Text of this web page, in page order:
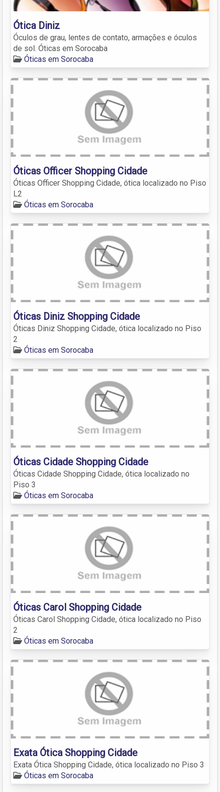
Ótica Diniz
Óculos de grau, lentes de contato, armações e óculos
de sol. Óticas em Sorocaba
Óticas em Sorocaba
Óticas Officer Shopping Cidade
Óticas Officer Shopping Cidade, ótica localizado no Piso
L2
Óticas em Sorocaba
Óticas Diniz Shopping Cidade
Óticas Diniz Shopping Cidade, ótica localizado no Piso
2
Óticas em Sorocaba
Óticas Cidade Shopping Cidade
Óticas Cidade Shopping Cidade, ótica localizado no
Piso 3
Óticas em Sorocaba
Óticas Carol Shopping Cidade
Óticas Carol Shopping Cidade, ótica localizado no Piso
2
Óticas em Sorocaba
Exata Ótica Shopping Cidade
Exata Ótica Shopping Cidade, ótica localizado no Piso 3
Óticas em Sorocaba